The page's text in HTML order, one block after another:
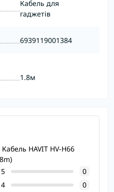
Кабель для
гаджетів
6939119001384
1.8м
HAVIT HV-H66
5
0
4
0